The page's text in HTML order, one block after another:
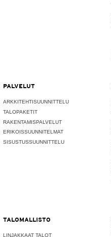
PALVELUT
ARKKITEHTISUUNNITTELU
TALOPAKETIT
RAKENTAMISPALVELUT
ERIKOISSUUNNITELMAT
SISUSTUSSUUNNITTELU
TALOMALLISTO
LINJAKKAAT TALOT